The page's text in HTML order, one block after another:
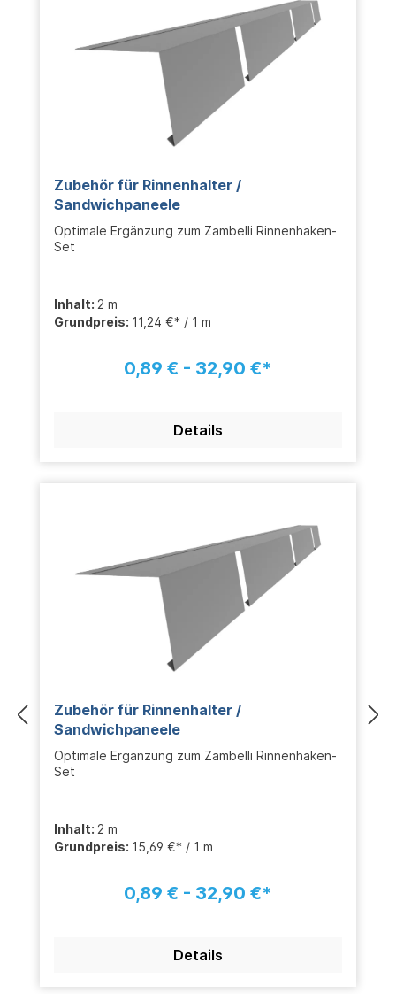
Zubehör für Rinnenhalter /
Sandwichpaneele
Optimale Ergänzung zum Zambelli Rinnenhaken-
Set
Inhalt: 2 m
Grundpreis: 11,24 €* / 1 m
0,89 € - 32,90 €*
Details
Zubehör für Rinnenhalter /
Sandwichpaneele
Optimale Ergänzung zum Zambelli Rinnenhaken-
Set
Inhalt: 2 m
Grundpreis: 15,69 €* / 1 m
0,89 € - 32,90 €*
Details